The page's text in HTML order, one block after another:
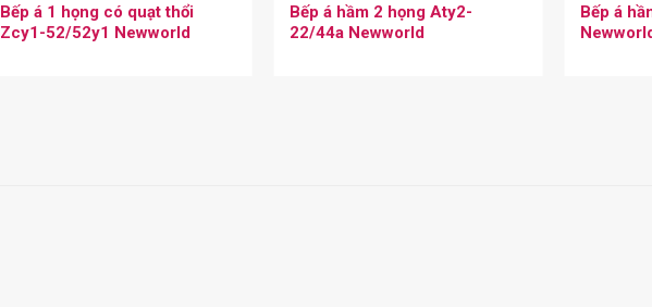
Bếp á 1 họng có quạt thổi
Zcy1-52/52y1 Newworld
Bếp á hầm 2 họng Aty2-
22/44a Newworld
Bếp á